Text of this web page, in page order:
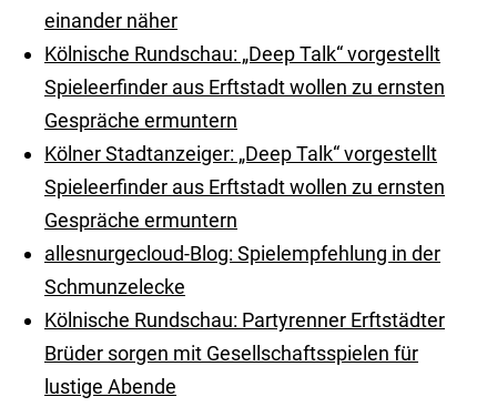
einander näher
Kölnische Rundschau: „Deep Talk“ vorgestellt
Spieleerfinder aus Erftstadt wollen zu ernsten
Gespräche ermuntern
Kölner Stadtanzeiger: „Deep Talk“ vorgestellt
Spieleerfinder aus Erftstadt wollen zu ernsten
Gespräche ermuntern
allesnurgecloud-Blog: Spielempfehlung in der
Schmunzelecke
Kölnische Rundschau: Partyrenner Erftstädter
Brüder sorgen mit Gesellschaftsspielen für
lustige Abende